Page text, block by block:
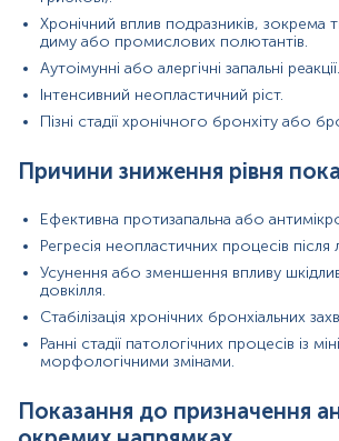
інфекцій або атипових патогенів.
Алергологія: оцінка
при підозрі на алергічні
Медицина праці:дослідження змін
пов’язаних із тривалим впливом
Забір матеріалу проводить виключно
Матеріал
Біопсійний матеріал
Одиниці вимірювання, референтні
вимірювань можуть змінюватися у
тест-систем.
Хронічний вплив подразників,
диму або промислових полютантів.
Аутоімунні або алергічні запальні реакції.
Інтенсивний неопластичний ріст.
Пізні стадії хронічного бронхіту або
Причини зниження рівня
Ефективна протизапальна або
Регресія неопластичних процесів після
Усунення або зменшення впливу
довкілля.
Стабілізація хронічних бронхіальних
Ранні стадії патологічних процесів із
морфологічними змінами.
Показання до призначення